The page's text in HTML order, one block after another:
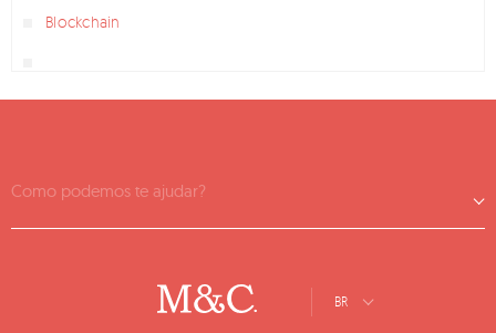
Blockchain
Como podemos te ajudar?
BR